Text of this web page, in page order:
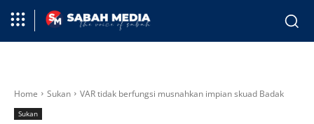
Home Sukan VAR tidak berfungsi musnahkan impian skuad Badak
Sukan